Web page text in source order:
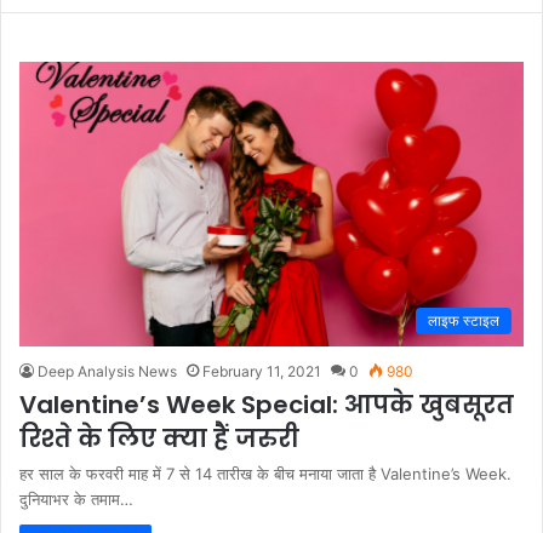
लाइफ स्टाइल
Deep Analysis News February 11, 2021 0 980
Valentine’s Week Special: आपके खुबसूरत
रिश्ते के लिए क्या हैं जरुरी
हर साल के फरवरी माह में 7 से 14 तारीख के बीच मनाया जाता है Valentine’s Week.
दुनियाभर के तमाम…